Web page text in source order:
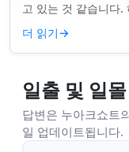
고 있는 것 같습니다.
니면 더 깊은 무언가
더 읽기→
일출 및 일
답변은 누아크쇼트
일 업데이트됩니다.